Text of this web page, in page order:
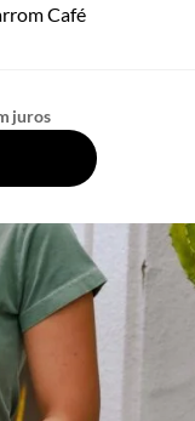
Café
juros